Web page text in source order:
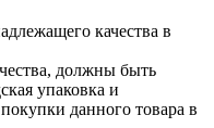
качества в
должны быть
упаковка и
данного товара в